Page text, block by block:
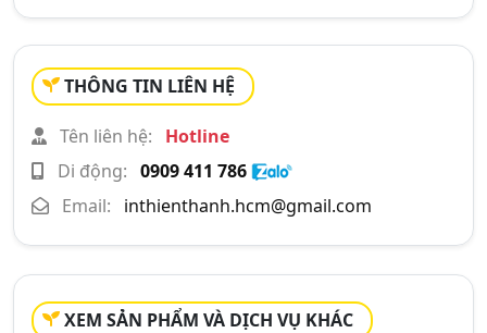
THÔNG TIN LIÊN HỆ
Tên liên hệ:
Hotline
Di động: 0909 411 786
Email:
inthienthanh.hcm@gmail.com
XEM SẢN PHẨM VÀ DỊCH VỤ KHÁC